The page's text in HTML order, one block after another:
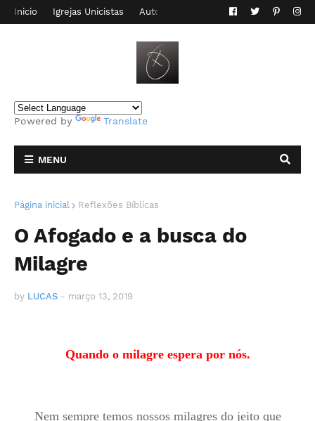
Inicio Igrejas Unicistas Autor do Blog Contato
Powered by Translate
MENU
Página inicial Reflexões Bíblicas
O Afogado e a busca do
Milagre
by LUCAS - março 13, 2019
Quando o milagre espera por nós.
Nem sempre temos nossos milagres do jeito que